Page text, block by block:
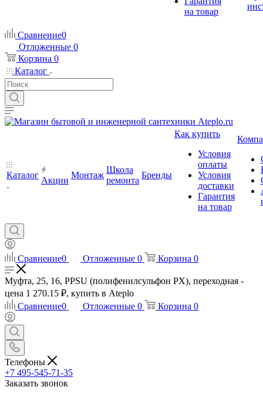
на товар
Сравнение0
Отложенные 0
Корзина 0
Каталог
Каталог
Акции
Монтаж
Школа
ремонта
Бренды
Как купить
Условия
оплаты
Условия
доставки
Гарантия
на товар
Сравнение0 Отложенные 0 Корзина 0
Муфта, 25, 16, PPSU (полифенилсульфон PX), переходная -
цена 1 270.15 ₽, купить в Ateplo
Сравнение0 Отложенные 0 Корзина 0
Телефоны
+7 495-545-71-35
Заказать звонок